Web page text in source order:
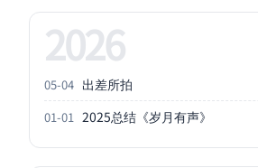
2026
05-04 出差所拍
01-01 2025总结《岁月有声》